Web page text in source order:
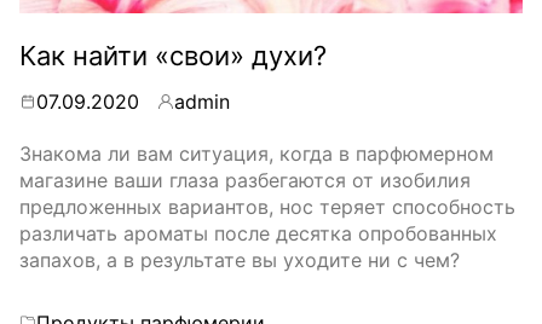
Как найти «свои» духи?
07.09.2020 Byadmin
Знакома ли вам ситуация, когда в парфюмерном
магазине ваши глаза разбегаются от изобилия
предложенных вариантов, нос теряет способность
различать ароматы после десятка опробованных
запахов, а в результате вы уходите ни с чем?